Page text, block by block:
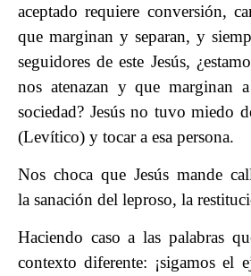
aceptado requiere conversión,
que marginan y separan, y
seguidores de este Jesús,
nos atenazan y que marginan
sociedad? Jesús no tuvo miedo
(Levítico) y tocar a esa persona.
Nos choca que Jesús mande
la sanación del leproso, la
Haciendo caso a las palabras
contexto diferente: ¡sigamos